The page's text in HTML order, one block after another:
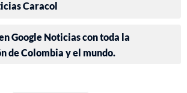
Caracol
Google Noticias con toda la
de Colombia y el mundo.